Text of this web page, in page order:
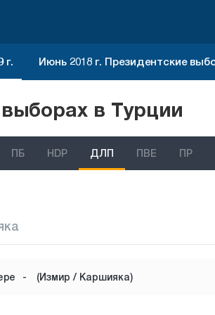
г. Июнь 2018 г. Президентские
в Турции
ПБ HDP ДЛП ПВЕ ПР
- (Измир / Каршияка)